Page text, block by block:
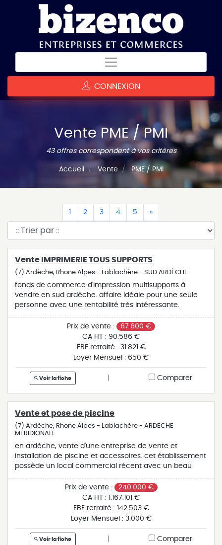
CONNEXION
Vente PME / PMI
43 offres correspondent à vos critères
Accueil Vente PME / PMI
1(current)
2 (current)
3(current)
4(current)
5 (current)
»(current)
Vente IMPRIMERIE TOUS SUPPORTS
(7) Ardèche, Rhone Alpes - Lablachère - SUD ARDÈCHE
fonds de commerce d'impression multisupports à
vendre en sud ardèche. affaire idéale pour une seule
personne avec une rentabilité très intéressante.
vendu avec tout le matériel nécessaire à la production
et récent. clientèle professionnelle et privée importante.
pour des raisons de confidentialité, cette affaire est
géolocalisée à l'adresse de notre agence de lablachère
Prix de vente :
67.600 €
CA HT : 90.586 €
EBE retraité : 31.821 €
Loyer Mensuel : 650 €
Voir la fiche Comparer
Vente et pose de piscine
(7) Ardèche, Rhone Alpes - Lablachère - ARDECHE
MERIDIONALE
en ardèche, vente d'une entreprise de vente et
installation de piscine et accessoires. cet établissement
possède un local commercial récent avec un beau
réserve, le tout idéalement situé commercialement.
l'équipé salariale est totalement indépendante et peut
assurer le fonctionnement quotidien de cette pme.
belle affaire à la rentabilité intéressante à voir
Prix de vente :
240.000 €
CA HT : 1.167.101 €
EBE retraité : 142.503 €
Loyer Mensuel : 3.000 €
Voir la fiche Comparer